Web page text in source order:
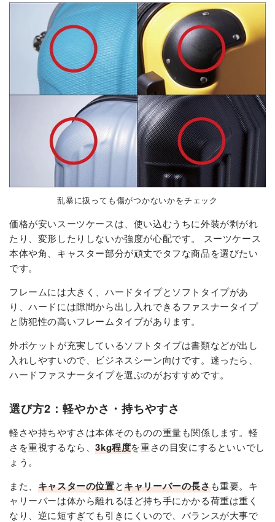
乱暴に扱っても傷がつかないかをチェック
価格が安いスーツケースは、使い込むうちに外装が剥がれ
たり、変形したりしないか強度が心配です。 スーツケース
本体や角、キャスター部分が頑丈でタフな商品を選びたい
です。
フレームには大きく、ハードタイプとソフトタイプがあ
り、ハードには隙間から出し入れできるファスナータイプ
と防犯性の高いフレームタイプがあります。
外ポケットが充実しているソフトタイプは書類などが出し
入れしやすいので、ビジネスシーン向けです。迷ったら、
ハードファスナータイプを選ぶのがおすすめです。
選び方2：軽やかさ・持ちやすさ
軽さや持ちやすさは本体そのものの重量も関係します。軽
さを重視するなら、3kg程度を重さの目安にするといいでし
ょう。
また、 キャスターの位置とキャリーバーの長さも重要。キ
ャリーバーは体から離れるほど持ち手にかかる荷重は重く
なり、逆に短すぎても引きにくいので、バランスが大事で